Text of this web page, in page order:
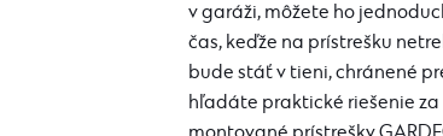
v garáži, môžete ho
čas, keďže na prístrešku
bude stáť v tieni, chránené
hľadáte praktické riešenie za